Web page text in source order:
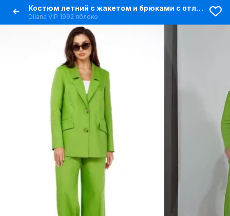
Костюм летний с жакетом и брюками с отложным воротником
Dilana VIP 1992 яблоко